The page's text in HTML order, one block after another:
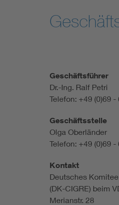
Geschäftsführer
Dr.-Ing. Ralf Petri
Telefon: +49 (0)69 -
Geschäftsstelle
Olga Oberländer
Telefon: +49 (0)69 -
Kontakt
Deutsches
(DK-CIGRE) beim
Merianstr. 28